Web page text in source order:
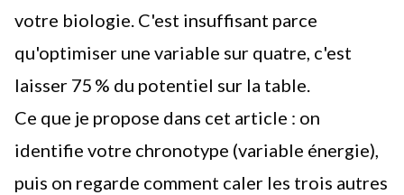
votre biologie. C'est insuffisant parce
qu'optimiser une variable sur quatre, c'est
laisser 75 % du potentiel sur la table.
Ce que je propose dans cet article : on
identifie votre chronotype (variable énergie),
puis on regarde comment caler les trois autres